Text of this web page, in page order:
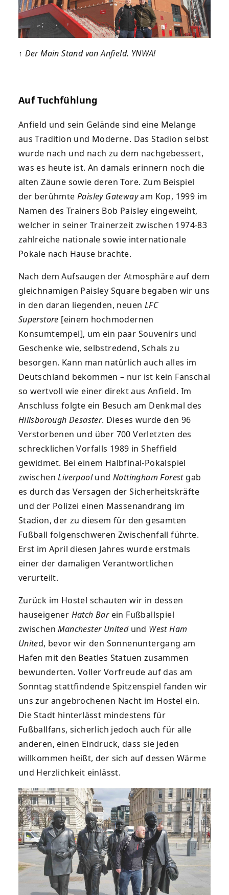
↑ Der Main Stand von Anfield. YNWA!
Auf Tuchfühlung
Anfield und sein Gelände sind eine Melange
aus Tradition und Moderne. Das Stadion selbst
wurde nach und nach zu dem nachgebessert,
was es heute ist. An damals erinnern noch die
alten Zäune sowie deren Tore. Zum Beispiel
der berühmtePaisley Gatewayam Kop, 1999 im
Namen des Trainers Bob Paisley eingeweiht,
welcher in seiner Trainerzeit zwischen 1974-83
zahlreiche nationale sowie internationale
Pokale nach Hause brachte.
Nach dem Aufsaugen der Atmosphäre auf dem
gleichnamigen Paisley Square begaben wir uns
in den daran liegenden, neuen LFC
Superstore [einem hochmodernen
Konsumtempel], um ein paar Souvenirs und
Geschenke wie, selbstredend, Schals zu
besorgen. Kann man natürlich auch alles im
Deutschland bekommen – nur ist kein Fanschal
so wertvoll wie einer direkt aus Anfield. Im
Anschluss folgte ein Besuch am Denkmal des
Hillsborough Desaster. Dieses wurde den 96
Verstorbenen und über 700 Verletzten des
schrecklichen Vorfalls 1989 in Sheffield
gewidmet. Bei einem Halbfinal-Pokalspiel
zwischenLiverpoolundNottingham Forestgab
es durch das Versagen der Sicherheitskräfte
und der Polizei einen Massenandrang im
Stadion, der zu diesem für den gesamten
Fußball folgenschweren Zwischenfall führte.
Erst im April diesen Jahres wurde erstmals
einer der damaligen Verantwortlichen
verurteilt.
Zurück im Hostel schauten wir in dessen
hauseigener Hatch Barein Fußballspiel
zwischenManchester Unitedund West Ham
United, bevor wir den Sonnenuntergang am
Hafen mit den Beatles Statuen zusammen
bewunderten. Voller Vorfreude auf das am
Sonntag stattfindende Spitzenspiel fanden wir
uns zur angebrochenen Nacht im Hostel ein.
Die Stadt hinterlässt mindestens für
Fußballfans, sicherlich jedoch auch für alle
anderen, einen Eindruck, dass sie jeden
willkommen heißt, der sich auf dessen Wärme
und Herzlichkeit einlässt.